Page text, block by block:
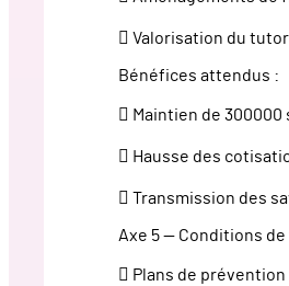
 Valorisation du
Bénéfices attendus :
 Maintien de
 Hausse des
 Transmission des
Axe 5 — Conditions
 Plans de